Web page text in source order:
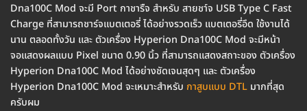
Dna100C Mod จะมี Port กาชารืจ สำหรับ สายชา์จ USB Type C Fast
Charge ที่สามารถชาร์จแบตเตอรี่ ได้อย่างรวดเร็ว แบตเตอรี่อึด ใช้งานได้
นาน ตลอดทั้งวัน และ ตัวเครื่อง Hyperion Dna100C Mod จะมีหน้า
จอแสดงผลแบบ Pixel ขนาด 0.90 นิ้ว ที่สามารถแสดงสถาะของ ตัวเครื่อง
Hyperion Dna100C Mod ได้อย่างชัดเจนสุดๆ และ ตัวเครื่อง
Hyperion Dna100C Mod จะเหมาะสำหรับ กาสูบแบบ DTL มากที่สุด
ครับผม